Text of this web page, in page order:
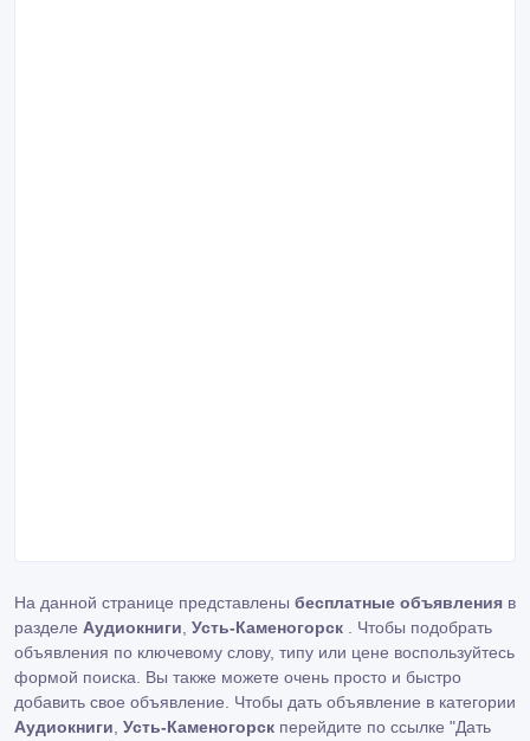
На данной странице представлены бесплатные объявления в
разделе Аудиокниги Усть-Каменогорск . Чтобы подобрать
объявления по ключевому слову, типу или цене воспользуйтесь
формой поиска. Вы также можете очень просто и быстро
добавить свое объявление. Чтобы дать объявление в категории
Аудиокниги Усть-Каменогорск перейдите по ссылке "Дать